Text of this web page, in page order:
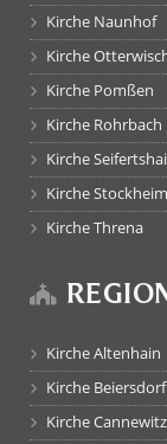
Kirche Naunhof
Kirche
Kirche Pomßen
Kirche Rohrbach
Kirche
Kirche Stockheim
Kirche Threna
Kirche Altenhain
Kirche Beiersdorf
Kirche Cannewitz